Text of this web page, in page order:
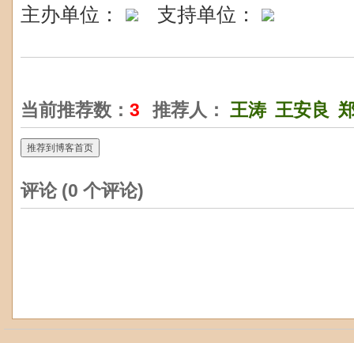
主办单位： 支持单位：
当前推荐数： 3 推荐人： 王涛 王安良
推荐到博客首页
评论 (0 个评论)